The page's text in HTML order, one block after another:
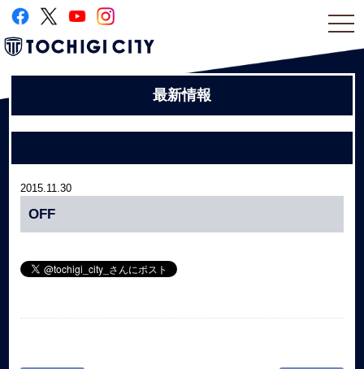
最新情報
2015.11.30
OFF